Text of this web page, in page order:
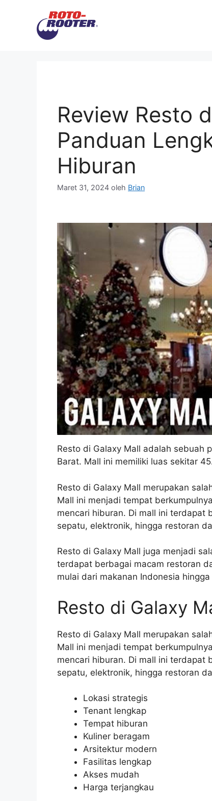
Review Resto
Panduan
Hiburan
Maret 31, 2024 oleh Brian
Resto di Galaxy Mall adalah sebuah
Barat. Mall ini memiliki luas sekitar
Resto di Galaxy Mall merupakan
Mall ini menjadi tempat
mencari hiburan. Di mall ini terdapat
sepatu, elektronik, hingga restoran
Resto di Galaxy Mall juga menjadi
terdapat berbagai macam restoran
mulai dari makanan Indonesia
Resto di Galaxy
Resto di Galaxy Mall merupakan
Mall ini menjadi tempat
mencari hiburan. Di mall ini terdapat
sepatu, elektronik, hingga restoran
Lokasi strategis
Tenant lengkap
Tempat hiburan
Kuliner beragam
Arsitektur modern
Fasilitas lengkap
Akses mudah
Harga terjangkau